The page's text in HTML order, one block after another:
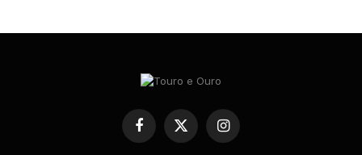
Facebook
X
(Twitter)
Instagram